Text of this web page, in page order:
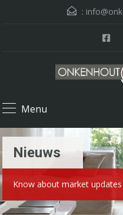
:
Menu
Nieuws
Know about market updates